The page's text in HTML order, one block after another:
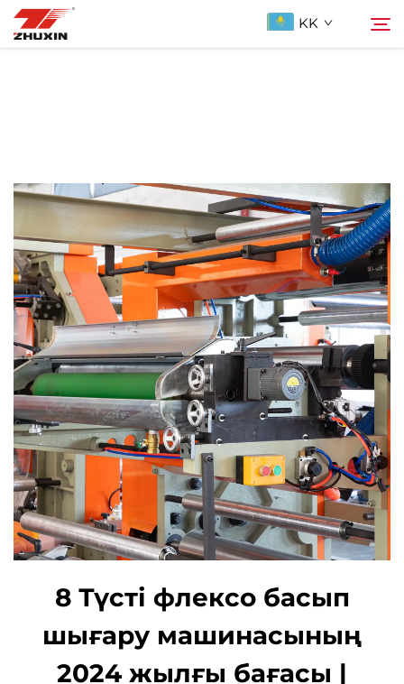
KK
Жаңалықтар
Бізге ХабарLAS
ҚОСЫЛҒАН СУАЛДАР
8 Түсті флексо басып
шығару машинасының
2024 жылғы бағасы |